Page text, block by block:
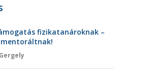
fizikatanároknak –